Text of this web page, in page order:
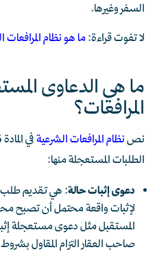
السفر وغيرها.
لا تفوت قراءة:ما هو نظام المرافعات
ما هي الدعاوى
المرافعات؟
نصنظام المرافعات الشرعية
الطلبات المستعجلة منها:
دعوى إثبات حالة: هي تقديم طلب
لإثبات واقعة محتمل أن تصبح محل
المستقبل مثل دعوى مستعجلة
صاحب العقار التزام المقاول